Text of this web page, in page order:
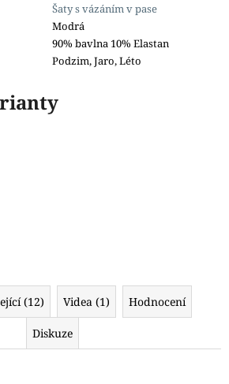
Šaty s vázáním v pase
Modrá
90% bavlna 10% Elastan
Podzim, Jaro, Léto
(12) Videa (1) Hodnocení
Diskuze